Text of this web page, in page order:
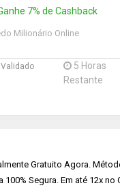
7% de Cashback
Milionário Online
5 Horas
Restante
Gratuito Agora.
Segura. Em até 12x no